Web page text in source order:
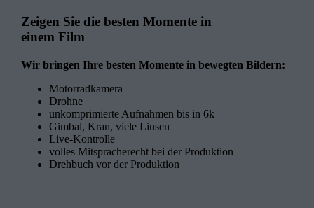
Zeigen Sie die besten Momente in
einem Film
Wir bringen Ihre besten Momente in bewegten Bildern:
Motorradkamera
Drohne
unkomprimierte Aufnahmen bis in 6k
Gimbal, Kran, viele Linsen
Live-Kontrolle
volles Mitspracherecht bei der Produktion
Drehbuch vor der Produktion